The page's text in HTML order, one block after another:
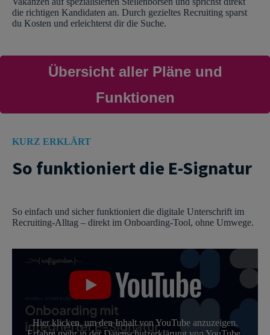
die richtigen Kandidaten an. Durch gezieltes Recruiting sparst
du Kosten und erleichterst dir die Suche.
Übersicht aller Pläne und
Funktionen
einfach
Signatur“
Hier klicken, um den Inhalt von YouTube anzuzeigen.
KURZ ERKLÄRT
So funktioniert die E-Signatur
So einfach und sicher funktioniert die digitale Unterschrift im
Recruiting-Alltag – direkt im Onboarding-Tool, ohne Umwege.